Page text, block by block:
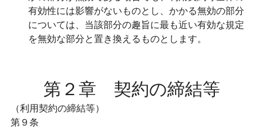
有効性には影響がないものとし、かかる無効の部分
については、当該部分の趣旨に最も近い有効な規定
を無効な部分と置き換えるものとします。
第２章 契約の締結等
（利用契約の締結等）
第９条